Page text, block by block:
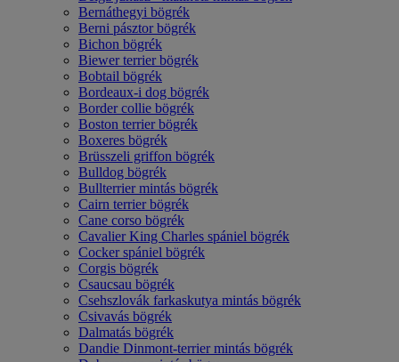
Bernáthegyi bögrék
Berni pásztor bögrék
Bichon bögrék
Biewer terrier bögrék
Bobtail bögrék
Bordeaux-i dog bögrék
Border collie bögrék
Boston terrier bögrék
Boxeres bögrék
Brüsszeli griffon bögrék
Bulldog bögrék
Bullterrier mintás bögrék
Cairn terrier bögrék
Cane corso bögrék
Cavalier King Charles spániel bögrék
Cocker spániel bögrék
Corgis bögrék
Csaucsau bögrék
Csehszlovák farkaskutya mintás bögrék
Csivavás bögrék
Dalmatás bögrék
Dandie Dinmont-terrier mintás bögrék